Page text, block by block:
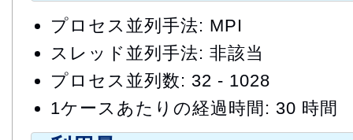
プロセス並列手法: MPI
スレッド並列手法: 非該当
プロセス並列数: 32 - 1028
1ケースあたりの経過時間: 30 時間